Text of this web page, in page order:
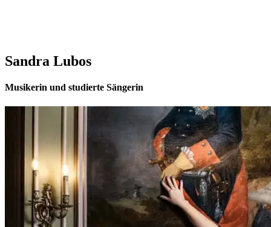
Sandra Lubos
Musikerin und studierte Sängerin